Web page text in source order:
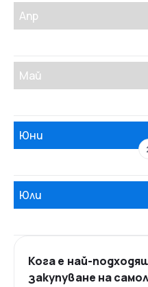
Апр
Май
Юни
Юли
Кога е най-
закупуване на